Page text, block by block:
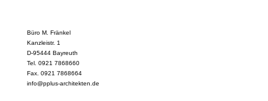
Büro M. Fränkel
Kanzleistr. 1
D-95444 Bayreuth
Tel. 0921 7868660
Fax. 0921 7868664
info@pplus-architekten.de